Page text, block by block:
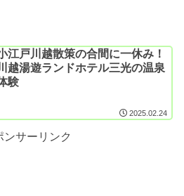
江戸川越散策の合間に一休み！
越湯遊ランドホテル三光の温泉
験
2025.02.24
ンサーリンク